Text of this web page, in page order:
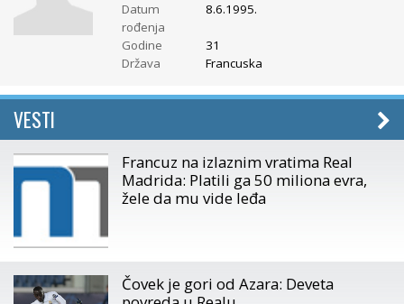
Datum
rođenja
8.6.1995.
Godine
31
Država
Francuska
VESTI
Francuz na izlaznim vratima Real
Madrida: Platili ga 50 miliona evra,
žele da mu vide leđa
Čovek je gori od Azara: Deveta